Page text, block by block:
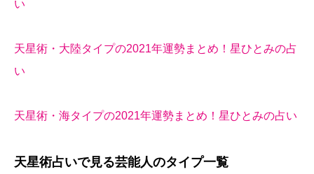
い
天星術・大陸タイプの2021年運勢まとめ！星ひとみの占
い
天星術・海タイプの2021年運勢まとめ！星ひとみの占い
天星術占いで見る芸能人のタイプ一覧